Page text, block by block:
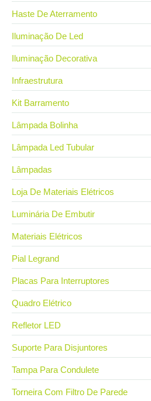
Haste De Aterramento
Iluminação De Led
Iluminação Decorativa
Infraestrutura
Kit Barramento
Lâmpada Bolinha
Lâmpada Led Tubular
Lâmpadas
Loja De Materiais Elétricos
Luminária De Embutir
Materiais Elétricos
Pial Legrand
Placas Para Interruptores
Quadro Elétrico
Refletor LED
Suporte Para Disjuntores
Tampa Para Condulete
Torneira Com Filtro De Parede